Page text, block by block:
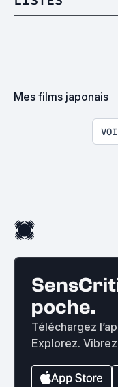
Mes films japonais
poche.
Téléchargez
Explorez.